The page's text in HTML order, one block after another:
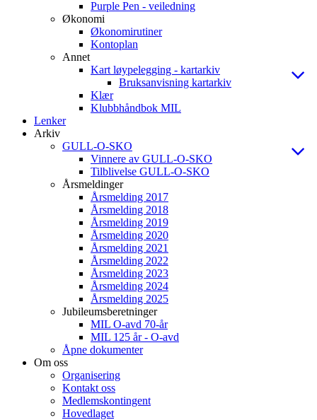
Purple Pen - veiledning
Økonomi
Økonomirutiner
Kontoplan
Annet
Kart løypelegging - kartarkiv
Bruksanvisning kartarkiv
Klær
Klubbhåndbok MIL
Lenker
Arkiv
GULL-O-SKO
Vinnere av GULL-O-SKO
Tilblivelse GULL-O-SKO
Årsmeldinger
Årsmelding 2017
Årsmelding 2018
Årsmelding 2019
Årsmelding 2020
Årsmelding 2021
Årsmelding 2022
Årsmelding 2023
Årsmelding 2024
Årsmelding 2025
Jubileumsberetninger
MIL O-avd 70-år
MIL 125 år - O-avd
Åpne dokumenter
Om oss
Organisering
Kontakt oss
Medlemskontingent
Hovedlaget